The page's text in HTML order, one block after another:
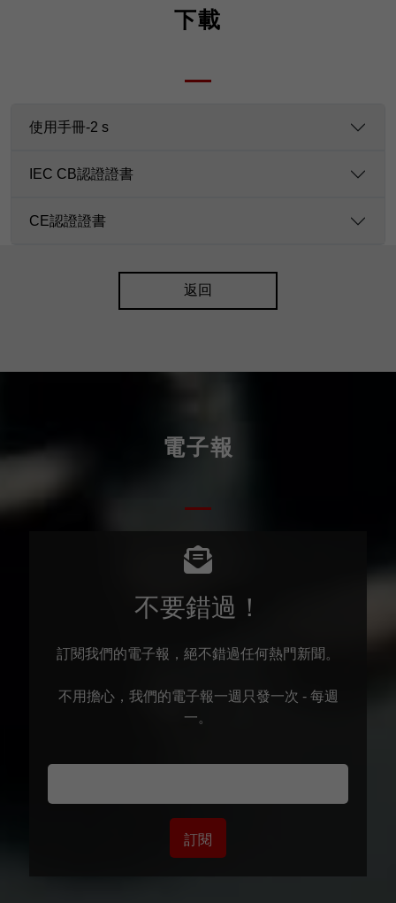
下載
使用手冊-2 s
IEC CB認證證書
CE認證證書
返回
電子報
不要錯過！
訂閱我們的電子報，絕不錯過任何熱門新聞。
不用擔心，我們的電子報一週只發一次 - 每週
一。
訂閱